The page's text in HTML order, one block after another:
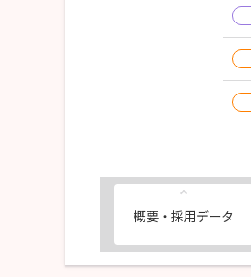
概要・採用データ